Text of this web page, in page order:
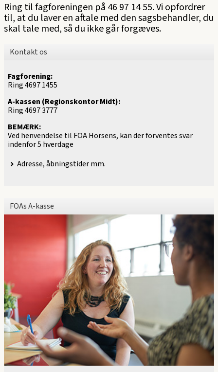
Ring til fagforeningen på 46 97 14 55. Vi opfordrer
til, at du laver en aftale med den sagsbehandler, du
skal tale med, så du ikke går forgæves.
Kontakt os
Fagforening:
Ring 4697 1455
A-kassen (Regionskontor Midt):
Ring 4697 3777
BEMÆRK:
Ved henvendelse til FOA Horsens, kan der forventes svar
indenfor 5 hverdage
Adresse, åbningstider mm.
FOAs A-kasse